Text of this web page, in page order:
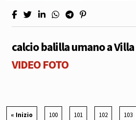
calcio balilla umano a
VIDEOFOTO
« Inizio 100 101 102 103